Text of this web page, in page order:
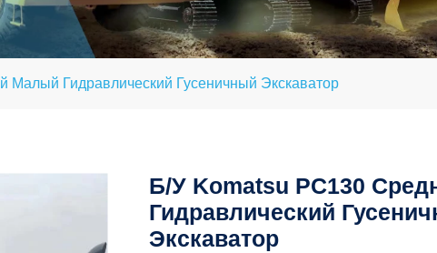
Малый Гидравлический Гусеничный Экскаватор
Б/у Komatsu PC130
Гидравлический
Экскаватор